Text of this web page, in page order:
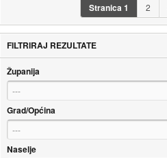
Stranica 1 2
FILTRIRAJ REZULTATE
Županija
---
Grad/Općina
---
Naselje